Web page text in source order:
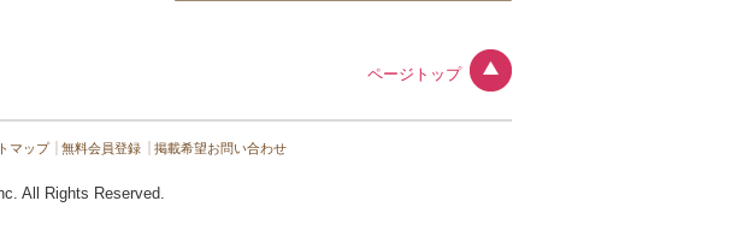
ページトップ
マップ 無料会員登録 掲載希望お問い合わせ
All Rights Reserved.